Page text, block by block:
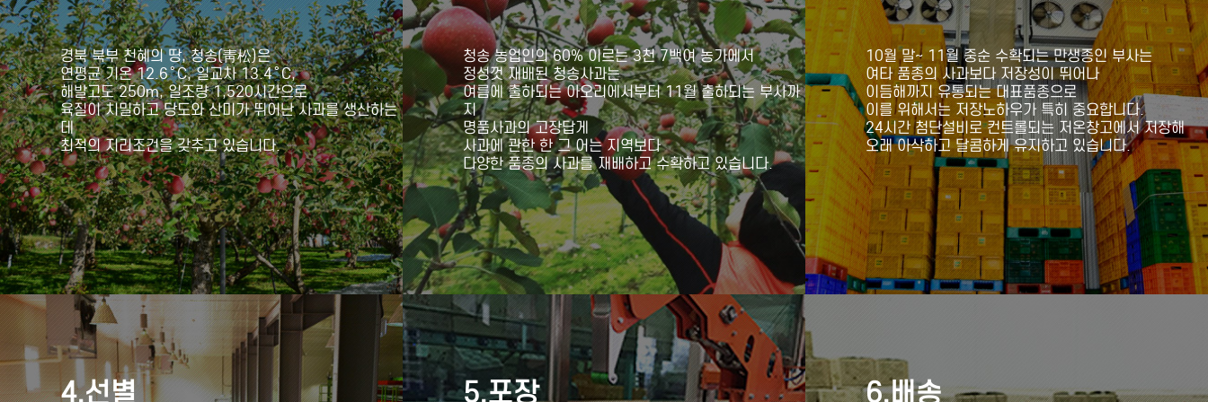
경북 북부 천혜의 땅, 청송(靑松)은
연평균 기온 12.6˚C, 일교차 13.4˚C,
해발고도 250m, 일조량 1,520시간으로
육질이 치밀하고 당도와 산미가 뛰어난 사과를 생산하는
데
최적의 지리조건을 갖추고 있습니다.
청송 농업인의 60% 이르는 3천 7백여 농가에서
정성껏 재배된 청송사과는
여름에 출하되는 아오리에서부터 11월 출하되는 부사까
지
명품사과의 고장답게
사과에 관한 한 그 어는 지역보다
다양한 품종의 사과를 재배하고 수확하고 있습니다.
10월 말~ 11월 중순 수확되는 만생종인 부사는
여타 품종의 사과보다 저장성이 뛰어나
이듬해까지 유통되는 대표품종으로
이를 위해서는 저장노하우가 특히 중요합니다.
24시간 첨단설비로 컨트롤되는 저온창고에서 저장해
오래 아삭하고 달콤하게 유지하고 있습니다.
4.선별 5.포장 6.배송